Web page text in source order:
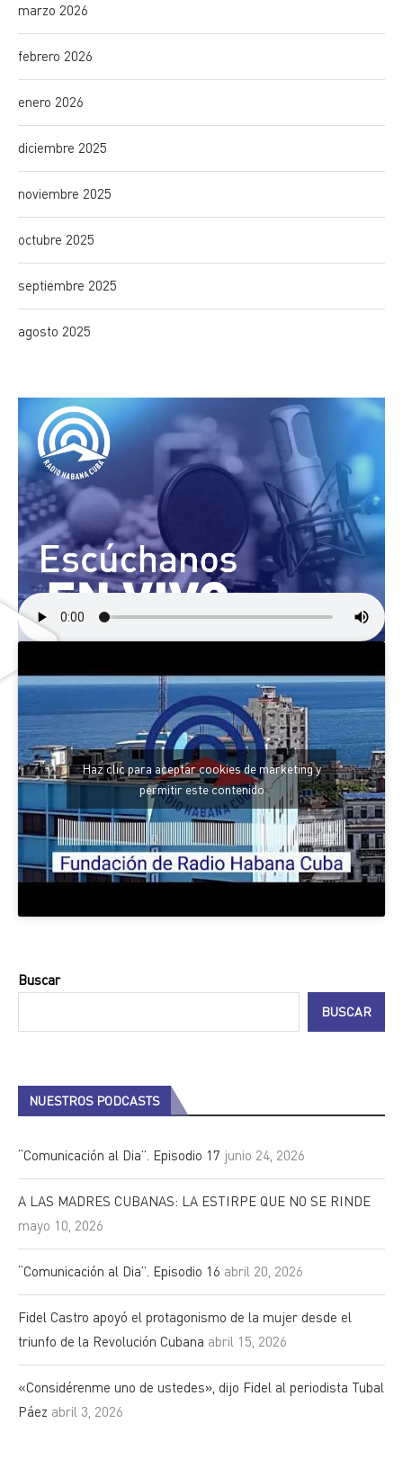
Buscar
BUSCAR
NUESTROS PODCASTS
“Comunicación al Dia”. Episodio 17 junio 24, 2026
A LAS MADRES CUBANAS: LA ESTIRPE QUE NO SE RINDE
mayo 10, 2026
“Comunicación al Dia”. Episodio 16 abril 20, 2026
Fidel Castro apoyó el protagonismo de la mujer desde el
triunfo de la Revolución Cubana abril 15, 2026
«Considérenme uno de ustedes», dijo Fidel al periodista Tubal
Páez abril 3, 2026
marzo 2026
febrero 2026
enero 2026
diciembre 2025
noviembre 2025
octubre 2025
septiembre 2025
agosto 2025
Haz clic para aceptar cookies de marketing y
permitir este contenido